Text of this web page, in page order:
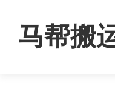
马帮搬